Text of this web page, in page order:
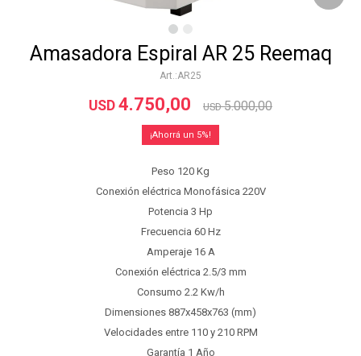
Amasadora Espiral AR 25 Reemaq
AR25
USD 4.750,00 USD 5.000,00
5
Peso 120 Kg
Conexión eléctrica Monofásica 220V
Potencia 3 Hp
Frecuencia 60 Hz
Amperaje 16 A
Conexión eléctrica 2.5/3 mm
Consumo 2.2 Kw/h
Dimensiones 887x458x763 (mm)
Velocidades entre 110 y 210 RPM
Garantía 1 Año